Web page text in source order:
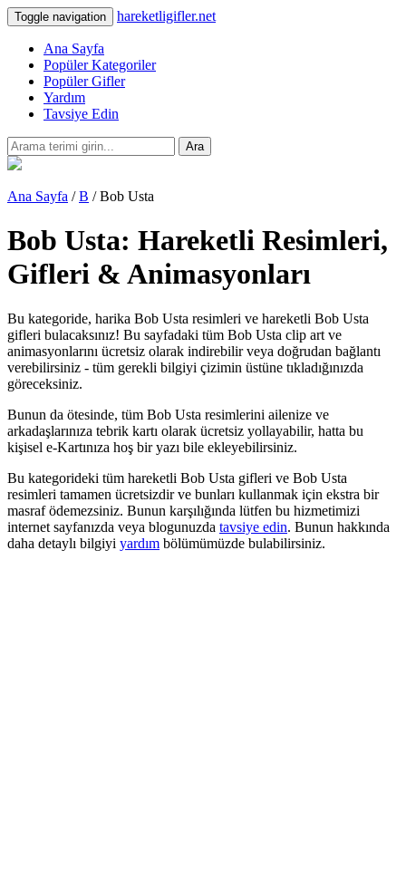
Toggle navigation hareketligifler.net
Ana Sayfa
Popüler Kategoriler
Popüler Gifler
Yardım
Tavsiye Edin
Ara
Ana Sayfa /B / Bob Usta
Bob Usta: Hareketli Resimleri,
Gifleri & Animasyonları
Bu kategoride, harika Bob Usta resimleri ve hareketli Bob Usta
gifleri bulacaksınız! Bu sayfadaki tüm Bob Usta clip art ve
animasyonlarını ücretsiz olarak indirebilir veya doğrudan bağlantı
verebilirsiniz - tüm gerekli bilgiyi çizimin üstüne tıkladığınızda
göreceksiniz.
Bunun da ötesinde, tüm Bob Usta resimlerini ailenize ve
arkadaşlarınıza tebrik kartı olarak ücretsiz yollayabilir, hatta bu
kişisel e-Kartınıza hoş bir yazı bile ekleyebilirsiniz.
Bu kategorideki tüm hareketli Bob Usta gifleri ve Bob Usta
resimleri tamamen ücretsizdir ve bunları kullanmak için ekstra bir
masraf ödemezsiniz. Bunun karşılığında lütfen bu hizmetimizi
internet sayfanızda veya blogunuzda tavsiye edin. Bunun hakkında
daha detaylı bilgiyi yardım bölümümüzde bulabilirsiniz.